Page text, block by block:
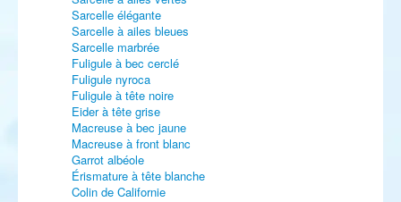
Sarcelle élégante
Sarcelle à ailes bleues
Sarcelle marbrée
Fuligule à bec cerclé
Fuligule nyroca
Fuligule à tête noire
Eider à tête grise
Macreuse à bec jaune
Macreuse à front blanc
Garrot albéole
Érismature à tête blanche
Colin de Californie